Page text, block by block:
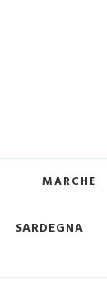
MARCHE
SARDEGNA